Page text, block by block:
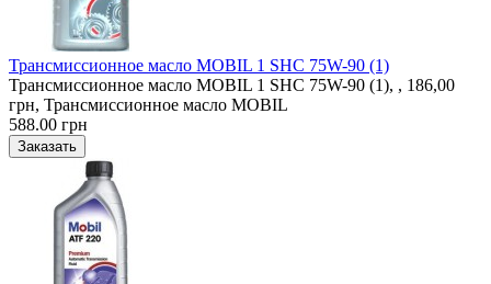
Трансмиссионное масло MOBIL 1 SHC 75W-90 (1)
Трансмиссионное масло MOBIL 1 SHC 75W-90 (1), , 186,00
грн, Трансмиссионное масло MOBIL
588.00 грн